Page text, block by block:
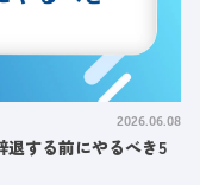
2026.06.08
する前にやるべき5